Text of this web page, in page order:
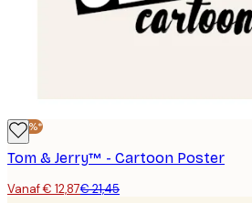
-40%*
Tom & Jerry™ - Cartoon Poster
Vanaf € 12,87€ 21,45